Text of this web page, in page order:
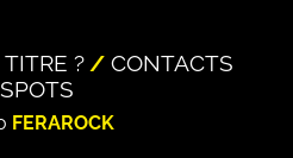
?
CONTACTS
SPOTS
FERAROCK